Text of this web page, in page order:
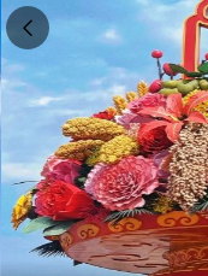
